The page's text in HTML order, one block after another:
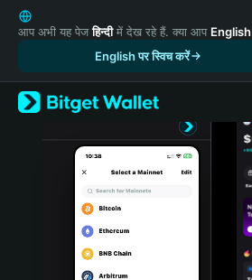
English
日本語
Русский
Español (Latinoamérica)
Türkçe
Português (Portugal)
Bahasa Indonesia
आप अभी यह पेजहिन्दीमें देख रहे हैं. क्या आप English
English पर स्विच करें